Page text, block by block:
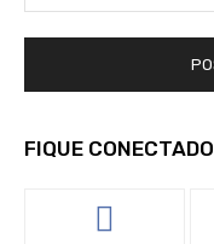
FIQUE CONECTADO